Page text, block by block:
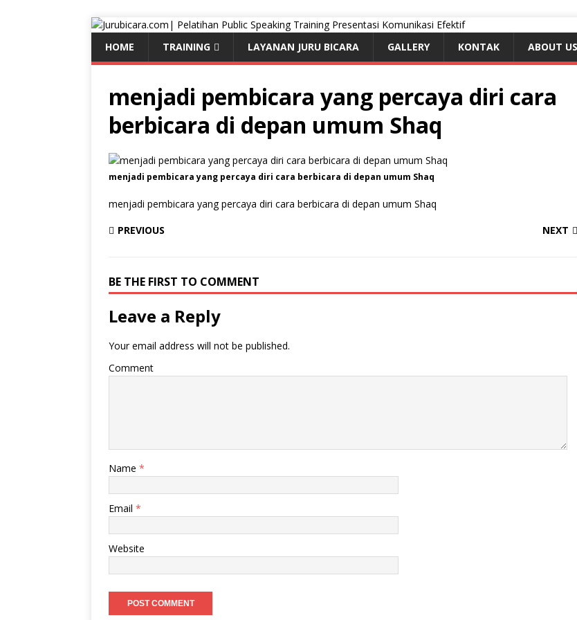
HOME TRAINING LAYANAN JURU BICARA GALLERY KONTAK ABOUT US
menjadi pembicara yang percaya diri cara
berbicara di depan umum Shaq
menjadi pembicara yang percaya diri cara berbicara di depan umum Shaq
menjadi pembicara yang percaya diri cara berbicara di depan umum Shaq
PREVIOUS
NEXT
BE THE FIRST TO COMMENT
Leave a Reply
Your email address will not be published.
Comment
Name *
Email *
Website